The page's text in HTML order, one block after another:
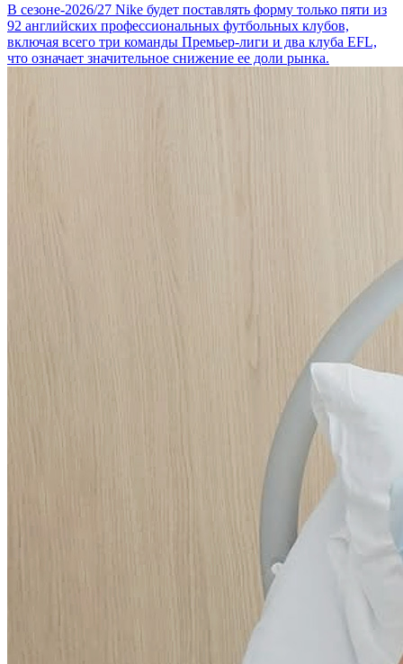
В сезоне-2026/27 Nike будет поставлять форму только пяти из
92 английских профессиональных футбольных клубов,
включая всего три команды Премьер-лиги и два клуба EFL,
что означает значительное снижение ее доли рынка.